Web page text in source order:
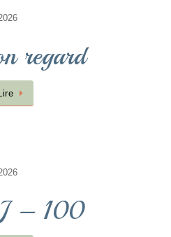
regard
– 100